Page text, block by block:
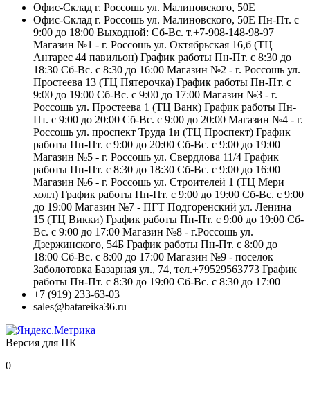
Офис-Склад г. Россошь ул. Малиновского, 50Е
Офис-Склад г. Россошь ул. Малиновского, 50Е Пн-Пт. с
9:00 до 18:00 Выходной: Сб-Вс. т.+7-908-148-98-97
Магазин №1 - г. Россошь ул. Октябрьская 16,б (ТЦ
Антарес 44 павильон) График работы Пн-Пт. с 8:30 до
18:30 Сб-Вс. с 8:30 до 16:00 Магазин №2 - г. Россошь ул.
Простеева 13 (ТЦ Пятерочка) График работы Пн-Пт. с
9:00 до 19:00 Сб-Вс. с 9:00 до 17:00 Магазин №3 - г.
Россошь ул. Простеева 1 (ТЦ Ванк) График работы Пн-
Пт. с 9:00 до 20:00 Сб-Вс. с 9:00 до 20:00 Магазин №4 - г.
Россошь ул. проспект Труда 1и (ТЦ Проспект) График
работы Пн-Пт. с 9:00 до 20:00 Сб-Вс. с 9:00 до 19:00
Магазин №5 - г. Россошь ул. Свердлова 11/4 График
работы Пн-Пт. с 8:30 до 18:30 Сб-Вс. с 9:00 до 16:00
Магазин №6 - г. Россошь ул. Строителей 1 (ТЦ Мери
холл) График работы Пн-Пт. с 9:00 до 19:00 Сб-Вс. с 9:00
до 19:00 Магазин №7 - ПГТ Подгоренский ул. Ленина
15 (ТЦ Викки) График работы Пн-Пт. с 9:00 до 19:00 Сб-
Вс. с 9:00 до 17:00 Магазин №8 - г.Россошь ул.
Дзержинского, 54Б График работы Пн-Пт. с 8:00 до
18:00 Сб-Вс. с 8:00 до 17:00 Магазин №9 - поселок
Заболотовка Базарная ул., 74, тел.+79529563773 График
работы Пн-Пт. с 8:30 до 19:00 Сб-Вс. с 8:30 до 17:00
+7 (919) 233-63-03
sales@batareika36.ru
Версия для ПК
0